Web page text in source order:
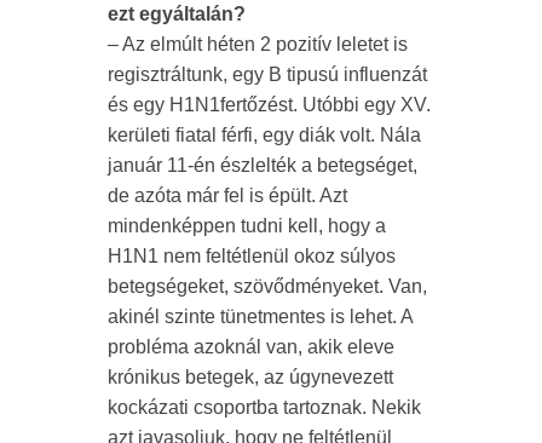
ezt egyáltalán?
– Az elmúlt héten 2 pozitív leletet is
regisztráltunk, egy B tipusú influenzát
és egy H1N1fertőzést. Utóbbi egy XV.
kerületi fiatal férfi, egy diák volt. Nála
január 11-én észlelték a betegséget,
de azóta már fel is épült. Azt
mindenképpen tudni kell, hogy a
H1N1 nem feltétlenül okoz súlyos
betegségeket, szövődményeket. Van,
akinél szinte tünetmentes is lehet. A
probléma azoknál van, akik eleve
krónikus betegek, az úgynevezett
kockázati csoportba tartoznak. Nekik
azt javasoljuk, hogy ne feltétlenül